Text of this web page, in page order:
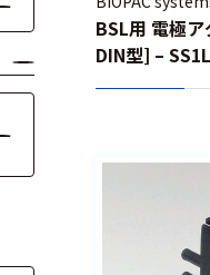
BSL用 電極
DIN型] –